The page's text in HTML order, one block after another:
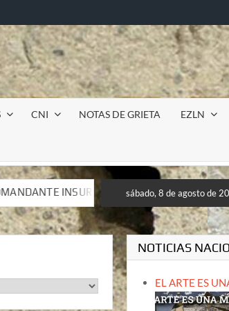
CNI NOTAS DE GRIETA EZLN
MOISÉS A LUIS DE TAVIRA
MOISÉS A LUIS DE TAVIRA
sábado, 8 de agosto de
NOTICIAS
EL ARTE ES